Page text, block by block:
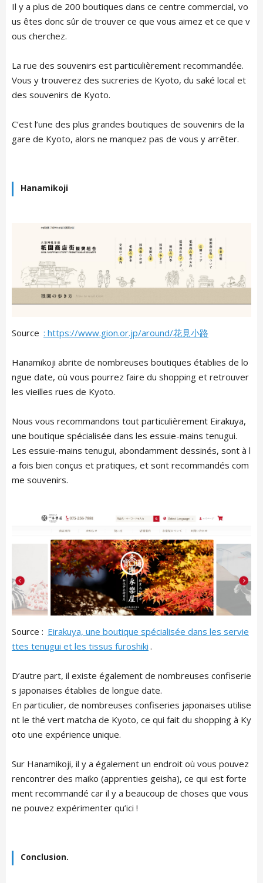
Il y a plus de 200 boutiques dans ce centre commercial, vo
us êtes donc sûr de trouver ce que vous aimez et ce que v
ous cherchez.
La rue des souvenirs est particulièrement recommandée.
Vous y trouverez des sucreries de Kyoto, du saké local et
des souvenirs de Kyoto.
C’est l’une des plus grandes boutiques de souvenirs de la
gare de Kyoto, alors ne manquez pas de vous y arrêter.
Hanamikoji
Source : https://www.gion.or.jp/around/花見小路
Hanamikoji abrite de nombreuses boutiques établies de lo
ngue date, où vous pourrez faire du shopping et retrouver
les vieilles rues de Kyoto.
Nous vous recommandons tout particulièrement Eirakuya,
une boutique spécialisée dans les essuie-mains tenugui.
Les essuie-mains tenugui, abondamment dessinés, sont à l
a fois bien conçus et pratiques, et sont recommandés com
me souvenirs.
Source : Eirakuya, une boutique spécialisée dans les servie
ttes tenugui et les tissus furoshiki .
D’autre part, il existe également de nombreuses confiserie
s japonaises établies de longue date.
En particulier, de nombreuses confiseries japonaises utilise
nt le thé vert matcha de Kyoto, ce qui fait du shopping à Ky
oto une expérience unique.
Sur Hanamikoji, il y a également un endroit où vous pouvez
rencontrer des maiko (apprenties geisha), ce qui est forte
ment recommandé car il y a beaucoup de choses que vous
ne pouvez expérimenter qu’ici !
Conclusion.
日本語
English
中文简体
Español
Indonesian
Français
LIVING
TRAVEL